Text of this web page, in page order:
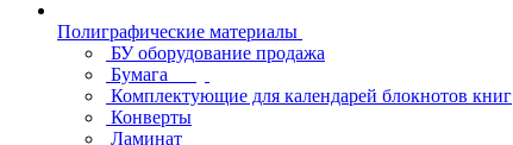
Полиграфические материалы
БУ оборудование продажа
Бумага
Комплектующие для календарей блокнотов книг
Конверты
Ламинат